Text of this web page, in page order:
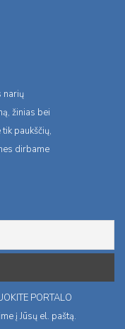
narių
žinias bei
paukščių,
dirbame
PORTALO
į Jūsų el. paštą.